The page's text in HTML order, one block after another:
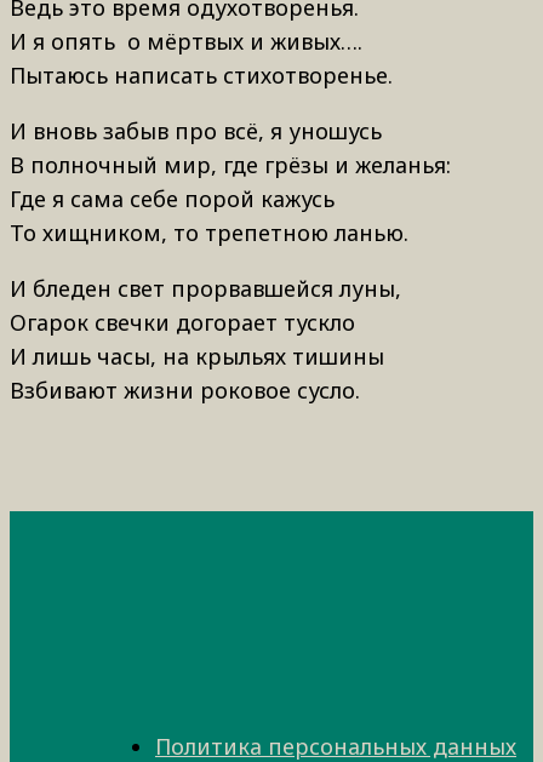
Ведь это время одухотворенья.
И я опять о мёртвых и живых….
Пытаюсь написать стихотворенье.
И вновь забыв про всё, я уношусь
В полночный мир, где грёзы и желанья:
Где я сама себе порой кажусь
То хищником, то трепетною ланью.
И бледен свет прорвавшейся луны,
Огарок свечки догорает тускло
И лишь часы, на крыльях тишины
Взбивают жизни роковое сусло.
Политика персональных данных